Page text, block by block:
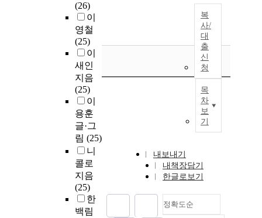
(26)
이
영철
(25)
이
새인
지음
(25)
이
용훈
글·그
림 (25)
니
콜로
지음
(25)
한
백림
복
사/
대
출
신
청
목
차
보
기
내보내기
내책장담기
한글로보기
정확도순